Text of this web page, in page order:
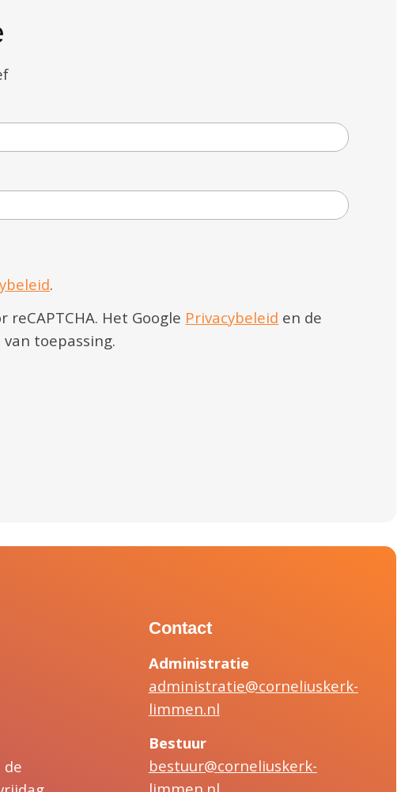
.
Het Google Privacybeleid en de
van toepassing.
Contact
Administratie
administratie@corneliuskerk-
limmen.nl
Bestuur
bestuur@corneliuskerk-